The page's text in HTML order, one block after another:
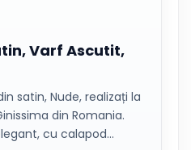
Varf Ascutit,
satin, Nude, realizați la
din Romania.
cu calapod…